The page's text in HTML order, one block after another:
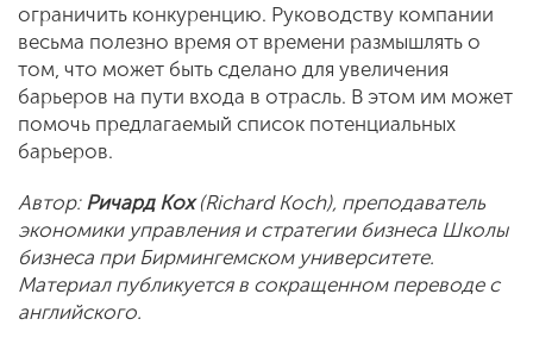
ограничить конкуренцию. Руководству компании
весьма полезно время от времени размышлять о
том, что может быть сделано для увеличения
барьеров на пути входа в отрасль. В этом им может
помочь предлагаемый список потенциальных
барьеров.
Автор: Ричард Кох(Richard Koch), преподаватель
экономики управления и стратегии бизнеса Школы
бизнеса при Бирмингемском университете.
Материал публикуется в сокращенном переводе с
английского.